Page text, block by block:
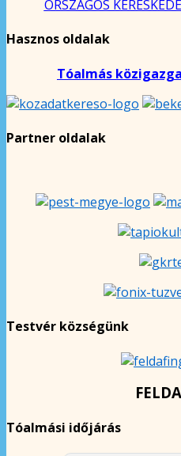
ORSZÁGOS
Hasznos oldalak
Tóalmás
Partner oldalak
Testvér községünk
Tóalmási időjárás